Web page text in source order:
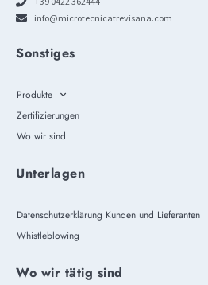
info@microtecnicatrevisana.com
Sonstiges
Produkte
Zertifizierungen
Wo wir sind
Unterlagen
Datenschutzerklärung Kunden und Lieferanten
Whistleblowing
Wo wir tätig sind